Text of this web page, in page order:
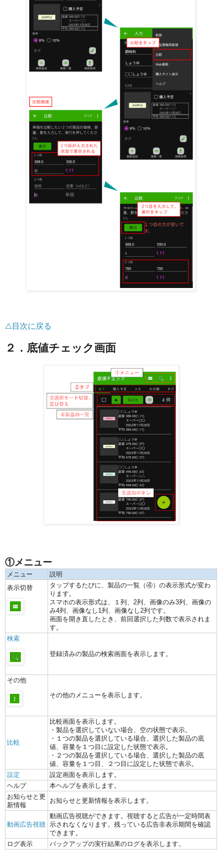
△目次に戻る
２．底値チェック画面
①メニュー
メニュー
説明
表示切替
タップするたびに、製品の一覧（④）の表示形式が変わ
ります。
スマホの表示形式は、１列、2列、画像のみ3列、画像の
み4列、画像なし1列、画像なし2列です。
画面を開き直したとき、前回選択した列数で表示されま
す。
検索
登録済みの製品の検索画面を表示します。
その他
その他のメニューを表示します。
比較
比較画面を表示します。
・製品を選択していない場合、空の状態で表示。
・１つの製品を選択している場合、選択した製品の底
値、容量を１つ目に設定した状態で表示。
・２つの製品を選択している場合、選択した製品の底
値、容量を１つ目、２つ目に設定した状態で表示。
設定
設定画面を表示します。
ヘルプ
本ヘルプを表示します。
お知らせと更
新情報
お知らせと更新情報を表示します。
動画広告視聴
動画広告視聴ができます。視聴すると広告が一定時間表
示されなくなります。残っている広告非表示期間を確認
できます。
ログ表示
バックアップの実行結果のログを表示します。